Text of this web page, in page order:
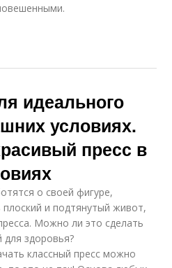
идеального
условиях.
пресс в
о своей фигуре,
и подтянутый живот,
Можно ли это сделать
для здоровья?
классный пресс можно